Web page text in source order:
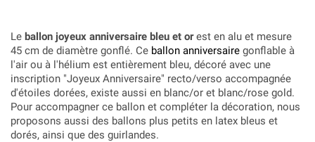
Le ballon joyeux anniversaire bleu et orest en alu et mesure
45 cm de diamètre gonflé. Ce ballon anniversaire gonflable à
l'air ou à l'hélium est entièrement bleu, décoré avec une
inscription "Joyeux Anniversaire" recto/verso accompagnée
d'étoiles dorées, existe aussi en blanc/or et blanc/rose gold.
Pour accompagner ce ballon et compléter la décoration, nous
proposons aussi des ballons plus petits en latex bleus et
dorés, ainsi que des guirlandes.